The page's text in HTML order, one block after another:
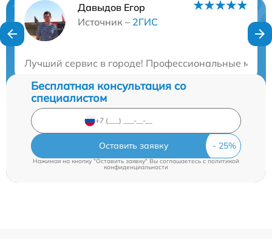
Давыдов Егор
Источник – 2ГИС
Лучший сервис в городе! Профессиональные
Нужна консультация?
Бесплатная консультация со
специалистом
Оставить заявку
Нажимая на кнопку "Оставить заявку" Вы соглашаетесь cполитикой
конфиденциальности